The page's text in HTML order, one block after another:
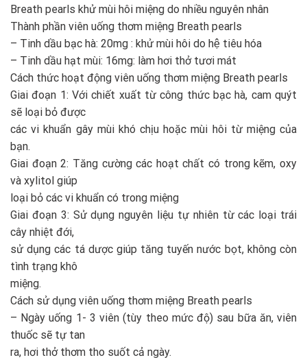
Breath pearls khử mùi hôi miệng do nhiều nguyên nhân
Thành phần viên uống thơm miệng Breath pearls
– Tinh dầu bạc hà: 20mg : khử mùi hôi do hệ tiêu hóa
– Tinh dầu hạt mùi: 16mg: làm hơi thở tươi mát
Cách thức hoạt động viên uống thơm miệng Breath pearls
Giai đoạn 1: Với chiết xuất từ công thức bạc hà, cam quýt
sẽ loại bỏ được
các vi khuẩn gây mùi khó chịu hoặc mùi hôi từ miệng của
bạn.
Giai đoạn 2: Tăng cường các hoạt chất có trong kẽm, oxy
và xylitol giúp
loại bỏ các vi khuẩn có trong miệng
Giai đoạn 3: Sử dụng nguyên liệu tự nhiên từ các loại trái
cây nhiệt đới,
sử dụng các tá dược giúp tăng tuyến nước bọt, không còn
tình trạng khô
miệng.
Cách sử dụng viên uống thơm miệng Breath pearls
– Ngày uống 1- 3 viên (tùy theo mức độ) sau bữa ăn, viên
thuốc sẽ tự tan
ra, hơi thở thơm tho suốt cả ngày.